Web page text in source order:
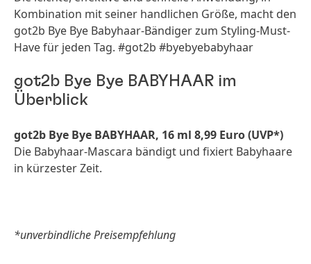
Kombination mit seiner handlichen Größe, macht den
got2b Bye Bye Babyhaar-Bändiger zum Styling-Must-
Have für jeden Tag. #got2b #byebyebabyhaar
got2b Bye Bye BABYHAAR im
Überblick
got2b Bye Bye BABYHAAR, 16 ml 8,99 Euro(UVP*)
Die Babyhaar-Mascara bändigt und fixiert Babyhaare
in kürzester Zeit.
*unverbindliche Preisempfehlung